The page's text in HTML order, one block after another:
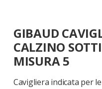
all'inizio
della
galleria
di
GIBAUD
CALZINO
MISURA 5
Cavigliera indicata per